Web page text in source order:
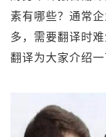
素有哪些？通常
多，需要翻译时
翻译为大家介绍一